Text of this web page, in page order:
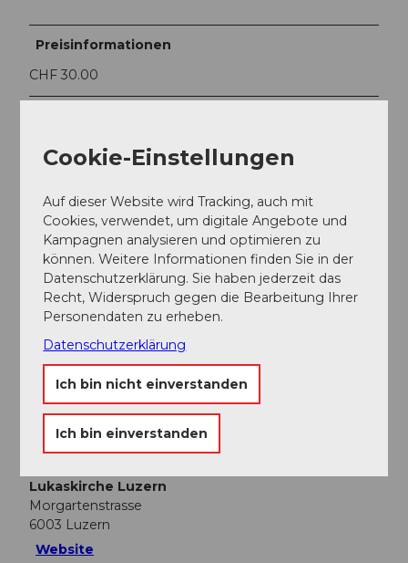
Preisinformationen
CHF 30.00
Lucerne Festival
In der Nähe Auf der Karte anschauen
Veranstaltung
Veranstaltungsort
Lukaskirche Luzern
Morgartenstrasse
6003 Luzern
Website
Cookie-Einstellungen
Auf dieser Website wird Tracking, auch mit
Cookies, verwendet, um digitale Angebote und
Kampagnen analysieren und optimieren zu
können. Weitere Informationen finden Sie in der
Datenschutzerklärung. Sie haben jederzeit das
Recht, Widerspruch gegen die Bearbeitung Ihrer
Personendaten zu erheben.
Datenschutzerklärung
Ich bin nicht einverstanden
Ich bin einverstanden